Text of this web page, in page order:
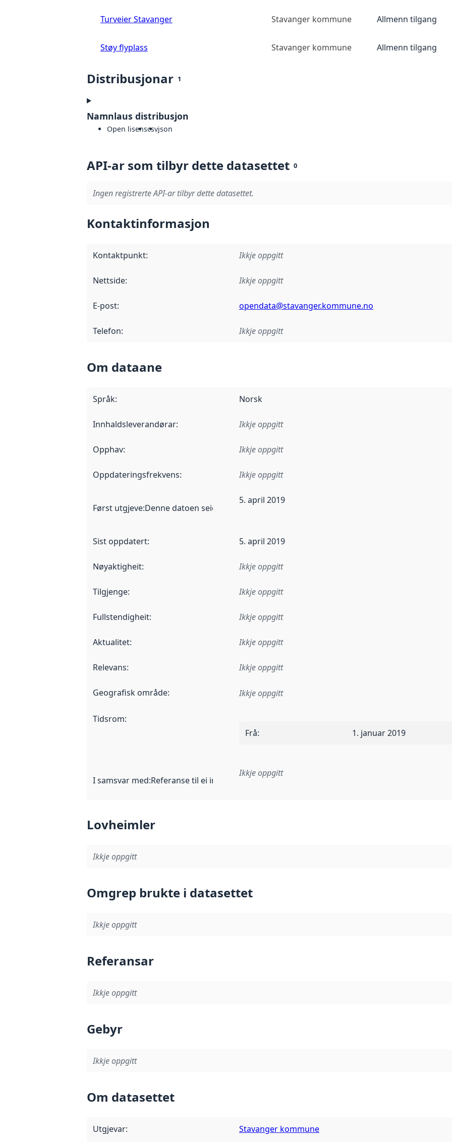
Turveier Stavanger Stavanger kommune Allmenn tilgang
Støy flyplass Stavanger kommune Allmenn tilgang
Distribusjonar 1
Namnlaus distribusjon
Open lisenscsvjson
API-ar som tilbyr dette datasettet 0
Ingen registrerte API-ar tilbyr dette datasettet.
Kontaktinformasjon
Kontaktpunkt: Ikkje oppgitt
Nettside: Ikkje oppgitt
E-post: opendata@stavanger.kommune.no
Telefon: Ikkje oppgitt
Om dataane
Språk: Norsk
Innhaldsleverandørar: Ikkje oppgitt
Opphav: Ikkje oppgitt
Oppdateringsfrekvens: Ikkje oppgitt
Først utgjeve:Denne datoen seier når dataa i dette datasettet først blei utgitt. Det kan ha
5. april 2019
Sist oppdatert: 5. april 2019
Nøyaktigheit: Ikkje oppgitt
Tilgjenge: Ikkje oppgitt
Fullstendigheit: Ikkje oppgitt
Aktualitet: Ikkje oppgitt
Relevans: Ikkje oppgitt
Geografisk område: Ikkje oppgitt
Tidsrom:
Frå: 1. januar 2019
I samsvar med:Referanse til ei implementeringsregel eller anna spesifikasjon som ligg til
Ikkje oppgitt
Lovheimler
Ikkje oppgitt
Omgrep brukte i datasettet
Ikkje oppgitt
Referansar
Ikkje oppgitt
Gebyr
Ikkje oppgitt
Om datasettet
Utgjevar: Stavanger kommune